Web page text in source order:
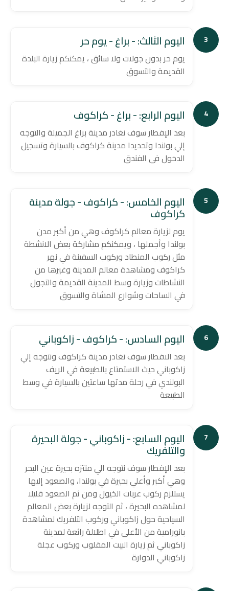
3 اليوم الثالث: - براغ - يوم حر
يوم حر بدون جولات ولا سائق ، يمكنكم زيارة البلدة
القديمة والتسوق
4 اليوم الرابع: - براغ - كراكوف
بعد الإفطار سوف نغادر مدينة براغ الجميلة والتوجه
إلي بولندا وتحديدا مدينة كراكوف بالسيارة وتسجيل
الدخول فى الفندق
5 اليوم الخامس: - كراكوف - جولة مدينة
كراكوف
يوم لزيارة معالم كراكوف وهي من أكبر مدن
بولندا وأجملها ، ويمكنكم مشاركة بعض الانشطة
مثل ركوب المنطاد وركوب السفينة في نهر
كراكوف ومشاهدة معالم المدينة وغيرها من
النشاطات وزيارة وسط المدينة القديمة والتجول
في الساحات وشوارع المشاة والتسوق
6 اليوم السادس: - كراكوف - زاكوباني
بعد الافطار سوف نغادر مدينة كراكوف ونتوجه إلي
زاكوباني حيث الاستمتاع بالطبيعة في الريف
البولندي في رحلة مدتها ساعتين بالسيارة في وسط
الطبيعة
7 اليوم السابع: - زاكوباني - جولة البحيرة
والتلفريك
بعد الإفطار سوف نتوجه الي منتزه بحيرة عين البحر
وهي أكبر وأعلي بحيرة في بولندا، والصعود إليها
يستلزم ركوب عربات الخيول ومن ثم الصعود قليلا
لمشاهده البحيرة ، ثم التوجه لزيارة بعض المعالم
السياحية حول زاكوباني وركوب التلفريك لمشاهدة
بانورامية من الأعلى في اطلالة رائعة لمدينة
زاكوباني ثم زيارة البيت المقلوب وركوب عجلة
زاكوباني الدوارة